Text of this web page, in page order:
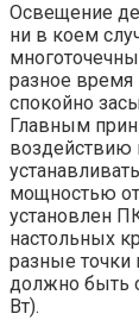
Освещение
ни в коем
разное время
спокойно
Главным
воздействию
мощностью от
установлен
настольных
разные точки
должно быть
Вт).